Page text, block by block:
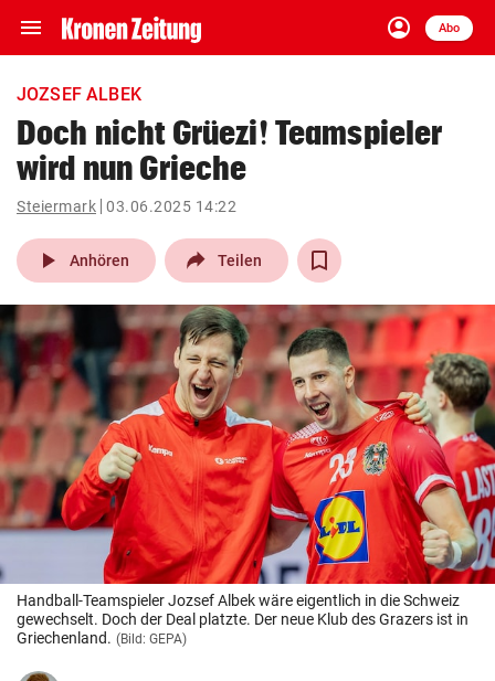
menu Navigation
ein-/ausklappen
account_circle
Anmelden
Abo
close Schließen
account_circle Anmelden
pin_drop
Wien arrow_right
bookmark
search
Suchbegriff
eingeben
© Krone Multimedia GmbH & Co KG 2026
Muthgasse 2, 1190 Wien
JOZSEF ALBEK
Doch nicht Grüezi! Teamspieler
wird nun Grieche
Steiermark 03.06.2025 14:22
play_arrow Anhören Teilen
Handball-Teamspieler Jozsef Albek wäre eigentlich in die Schweiz
gewechselt. Doch der Deal platzte. Der neue Klub des Grazers ist in
Griechenland. (Bild: GEPA)